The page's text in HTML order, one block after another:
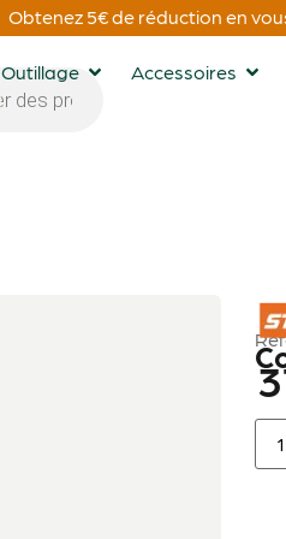
Obtenez 5€ de réduction en
Outillage Accessoires